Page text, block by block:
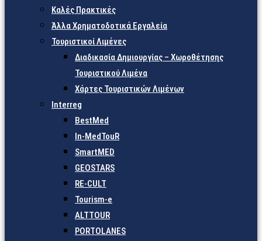
Καλές Πρακτικές
Άλλα Χρηματοδοτικά Εργαλεία
Τουριστικοί Λιμένες
Διαδικασία Δημιουργίας – Χωροθέτησης
Τουριστικού Λιμένα
Χάρτες Τουριστικών Λιμένων
Interreg
BestMed
In-MedTouR
SmartMED
GEOSTARS
RE-CULT
Tourism-e
ALTTOUR
PORTOLANES